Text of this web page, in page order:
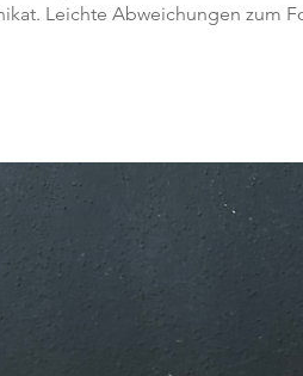
Leichte Abweichungen zum